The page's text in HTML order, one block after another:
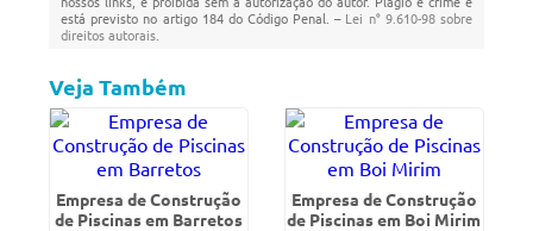
está previsto no artigo 184 do Código Penal. – Lei n° 9.610-98 sobre
direitos autorais
Veja Também
Empresa de Construção
de Piscinas em Barretos
Empresa de Construção
de Piscinas em Boi Mirim